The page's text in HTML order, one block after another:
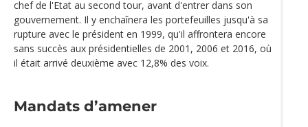
chef de l'Etat au second tour, avant d'entrer dans son
gouvernement. Il y enchaînera les portefeuilles jusqu'à sa
rupture avec le président en 1999, qu'il affrontera encore
sans succès aux présidentielles de 2001, 2006 et 2016, où
il était arrivé deuxième avec 12,8% des voix.
Mandats d’amener